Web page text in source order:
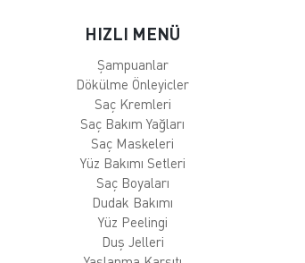
HIZLI MENÜ
Şampuanlar
Dökülme Önleyicler
Saç Kremleri
Saç Bakım Yağları
Saç Maskeleri
Yüz Bakımı Setleri
Saç Boyaları
Dudak Bakımı
Yüz Peelingi
Duş Jelleri